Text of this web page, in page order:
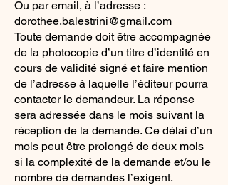
Ou par email, à l’adresse :
dorothee.balestrini@gmail.com
Toute demande doit être accompagnée
de la photocopie d’un titre d’identité en
cours de validité signé et faire mention
de l’adresse à laquelle l’éditeur pourra
contacter le demandeur. La réponse
sera adressée dans le mois suivant la
réception de la demande. Ce délai d’un
mois peut être prolongé de deux mois
si la complexité de la demande et/ou le
nombre de demandes l’exigent.